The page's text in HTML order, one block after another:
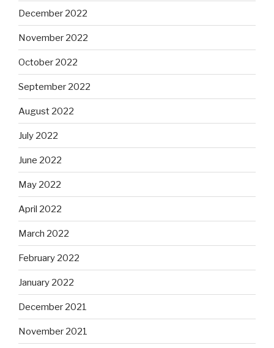
December 2022
November 2022
October 2022
September 2022
August 2022
July 2022
June 2022
May 2022
April 2022
March 2022
February 2022
January 2022
December 2021
November 2021